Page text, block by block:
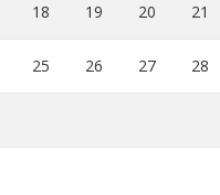
18 19 20 21
25 26 27 28